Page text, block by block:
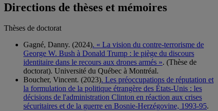
Directions de thèses et mémoires
Thèses de doctorat
Gagné, Danny. (2024). « La vision du contre-terrorisme de
George W. Bush à Donald Trump : le piège du discours
identitaire dans le recours aux drones armés ». (Thèse de
doctorat). Université du Québec à Montréal.
Boucher, Vincent. (2023). Les préoccupations de réputation et
la formulation de la politique étrangère des États-Unis : les
décisions de l'administration Clinton en réaction aux crises
sécuritaires et de la guerre en Bosnie-Herzégovine, 1993-95.